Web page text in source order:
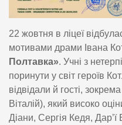
22 жовтня в ліцеї
мотивами драми Івана
Полтавка». Учні з
поринути у світ героїв
відвідали й гості,
Віталій), який високо
Діани, Сергія Кедя,